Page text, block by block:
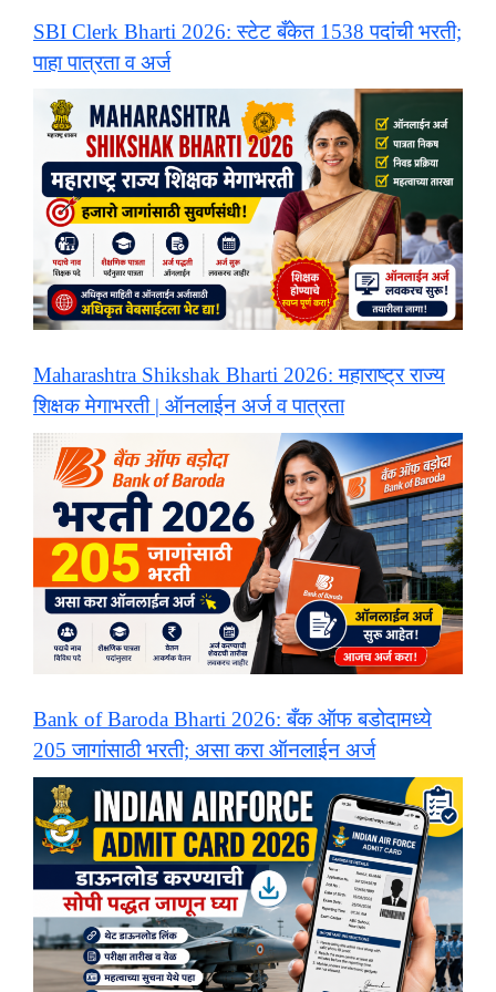
SBI Clerk Bharti 2026: स्टेट बँकेत 1538 पदांची भरती;
पाहा पात्रता व अर्ज
Maharashtra Shikshak Bharti 2026: महाराष्ट्र राज्य
शिक्षक मेगाभरती | ऑनलाईन अर्ज व पात्रता
Bank of Baroda Bharti 2026: बँक ऑफ बडोदामध्ये
205 जागांसाठी भरती; असा करा ऑनलाईन अर्ज